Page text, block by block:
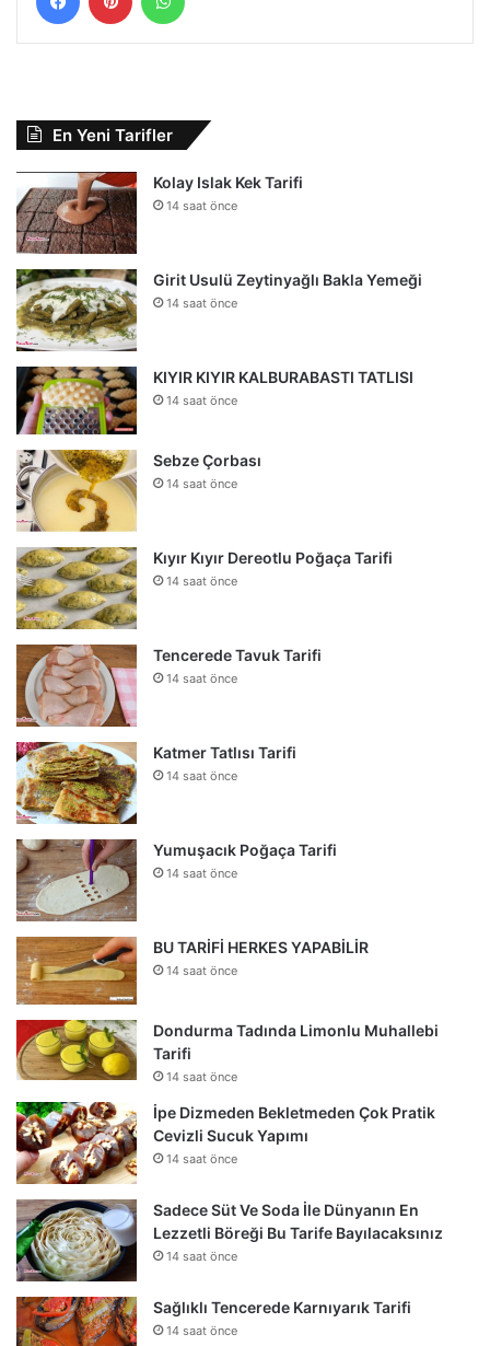
En Yeni Tarifler
Kolay Islak Kek Tarifi
14 saat önce
Girit Usulü Zeytinyağlı Bakla Yemeği
14 saat önce
KIYIR KIYIR KALBURABASTI TATLISI
14 saat önce
Sebze Çorbası
14 saat önce
Kıyır Kıyır Dereotlu Poğaça Tarifi
14 saat önce
Tencerede Tavuk Tarifi
14 saat önce
Katmer Tatlısı Tarifi
14 saat önce
Yumuşacık Poğaça Tarifi
14 saat önce
BU TARİFİ HERKES YAPABİLİR
14 saat önce
Dondurma Tadında Limonlu Muhallebi
Tarifi
14 saat önce
İpe Dizmeden Bekletmeden Çok Pratik
Cevizli Sucuk Yapımı
14 saat önce
Sadece Süt Ve Soda İle Dünyanın En
Lezzetli Böreği Bu Tarife Bayılacaksınız
14 saat önce
Sağlıklı Tencerede Karnıyarık Tarifi
14 saat önce